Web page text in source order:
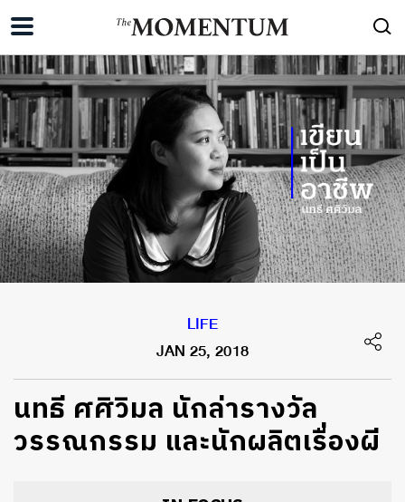
LIFE
JAN 25, 2018
นทธี ศศิวิมล นักล่ารางวัล
วรรณกรรม และนักผลิตเรื่องผี